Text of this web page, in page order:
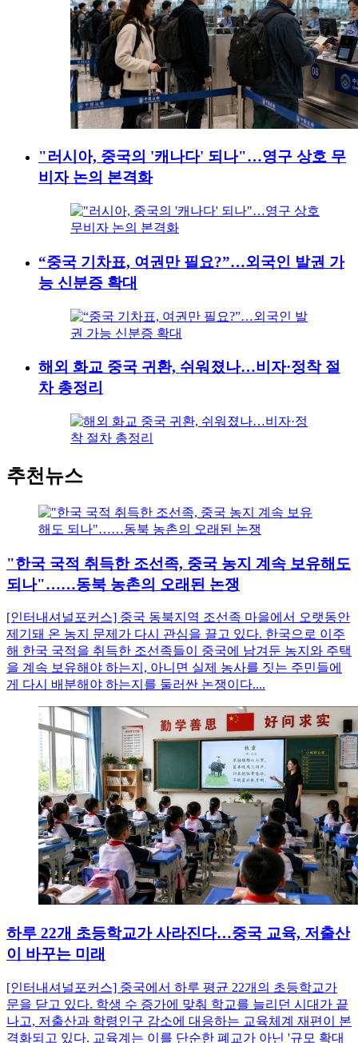
"러시아, 중국의 '캐나다' 되나"…영구 상호 무
비자 논의 본격화
“중국 기차표, 여권만 필요?”…외국인 발권 가
능 신분증 확대
해외 화교 중국 귀환, 쉬워졌나…비자·정착 절
차 총정리
추천뉴스
"한국 국적 취득한 조선족, 중국 농지 계속 보유해도
되나"……동북 농촌의 오래된 논쟁
[인터내셔널포커스] 중국 동북지역 조선족 마을에서 오랫동안
제기돼 온 농지 문제가 다시 관심을 끌고 있다. 한국으로 이주
해 한국 국적을 취득한 조선족들이 중국에 남겨둔 농지와 주택
을 계속 보유해야 하는지, 아니면 실제 농사를 짓는 주민들에
게 다시 배분해야 하는지를 둘러싼 논쟁이다....
하루 22개 초등학교가 사라진다…중국 교육, 저출산
이 바꾸는 미래
[인터내셔널포커스] 중국에서 하루 평균 22개의 초등학교가
문을 닫고 있다. 학생 수 증가에 맞춰 학교를 늘리던 시대가 끝
나고, 저출산과 학령인구 감소에 대응하는 교육체계 재편이 본
격화되고 있다. 교육계는 이를 단순한 폐교가 아닌 '규모 확대